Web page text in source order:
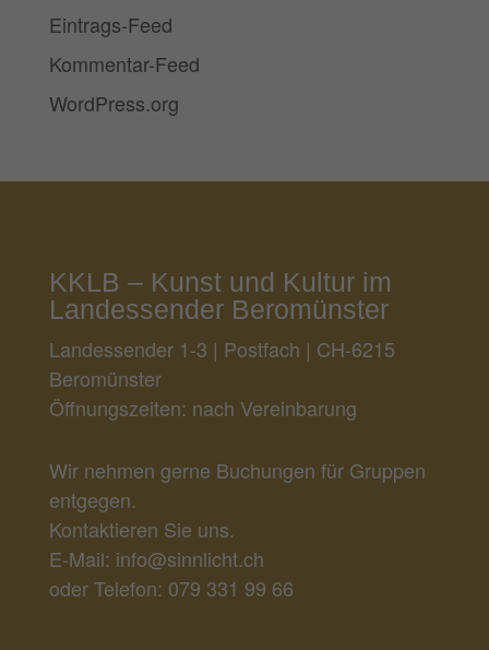
Eintrags-Feed
Kommentar-Feed
WordPress.org
KKLB – Kunst und Kultur im
Landessender Beromünster
Landessender 1-3 | Postfach | CH-6215
Beromünster
Öffnungszeiten: nach Vereinbarung
Wir nehmen gerne Buchungen für Gruppen
entgegen.
Kontaktieren Sie uns.
E-Mail: info@sinnlicht.ch
oder Telefon: 079 331 99 66